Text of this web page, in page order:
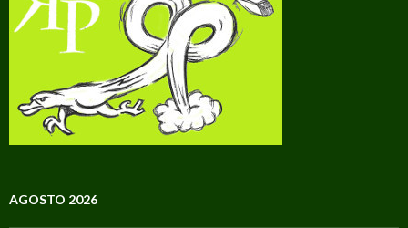
AGOSTO 2026